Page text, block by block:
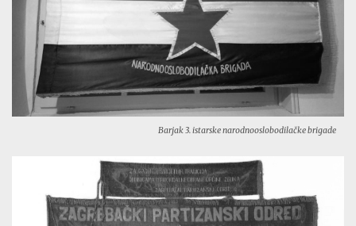
Barjak 3. istarske narodnooslobodilačke brigade